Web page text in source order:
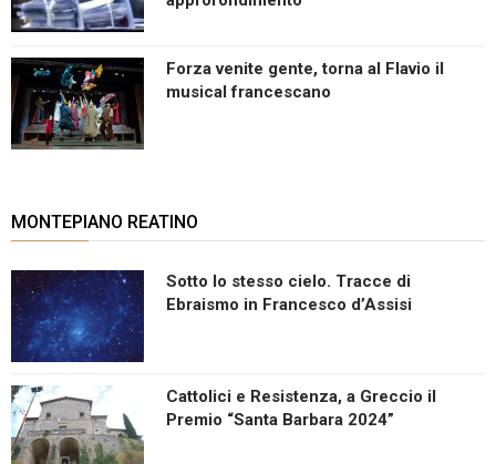
Forza venite gente, torna al Flavio il
musical francescano
MONTEPIANO REATINO
Sotto lo stesso cielo. Tracce di
Ebraismo in Francesco d’Assisi
Cattolici e Resistenza, a Greccio il
Premio “Santa Barbara 2024”